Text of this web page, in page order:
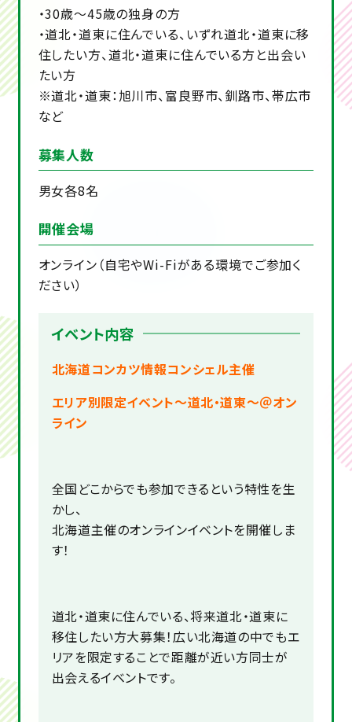
・30歳～45歳の独身の方
・道北・道東に住んでいる、いずれ道北・道東に移
住したい方、道北・道東に住んでいる方と出会い
たい方
※道北・道東：旭川市、富良野市、釧路市、帯広市
など
募集人数
男女各8名
開催会場
オンライン（自宅やWi-Fiがある環境でご参加く
ださい）
イベント内容
北海道コンカツ情報コンシェル主催
エリア別限定イベント～道北・道東～＠オン
ライン
全国どこからでも参加できるという特性を生
かし、
北海道主催のオンラインイベントを開催しま
す！
道北・道東に住んでいる、将来道北・道東に
移住したい方大募集！広い北海道の中でもエ
リアを限定することで距離が近い方同士が
出会えるイベントです。